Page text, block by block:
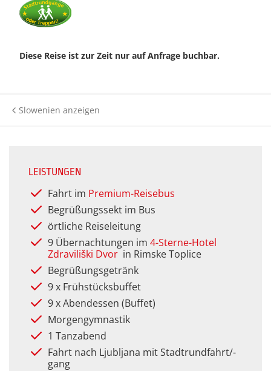
Kurreisen
Kurzreisen
Tagesfahrten &
Verwöhnurlaub
Premium Plus BistroBus-
(Premium)
Historie
Kontakt
Gutscheinbestellung
Häufige Fragen
Diese Reise ist zur Zeit nur auf Anfrage buchbar.
Slowenien anzeigen
LEISTUNGEN
Fahrt im Premium-Reisebus
Begrüßungssekt im Bus
örtliche Reiseleitung
9 Übernachtungen im 4-Sterne-Hotel
Zdraviliški Dvor in Rimske Toplice
Begrüßungsgetränk
9 x Frühstücksbuffet
9 x Abendessen (Buffet)
Morgengymnastik
1 Tanzabend
Fahrt nach Ljubljana mit Stadtrundfahrt/-
gang